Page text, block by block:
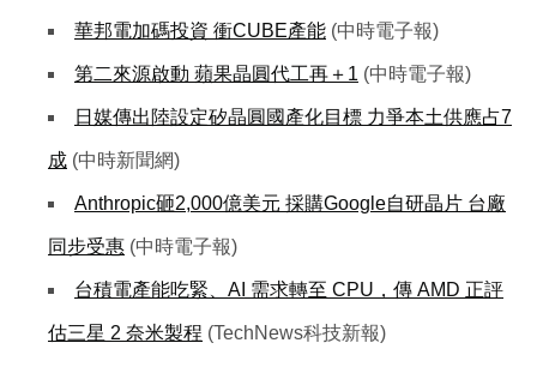
華邦電加碼投資 衝CUBE產能 (中時電子報)
第二來源啟動 蘋果晶圓代工再＋1 (中時電子報)
日媒傳出陸設定矽晶圓國產化目標 力爭本土供應占7
成 (中時新聞網)
Anthropic砸2,000億美元 採購Google自研晶片 台廠
同步受惠 (中時電子報)
台積電產能吃緊、AI 需求轉至 CPU，傳 AMD 正評
估三星 2 奈米製程 (TechNews科技新報)